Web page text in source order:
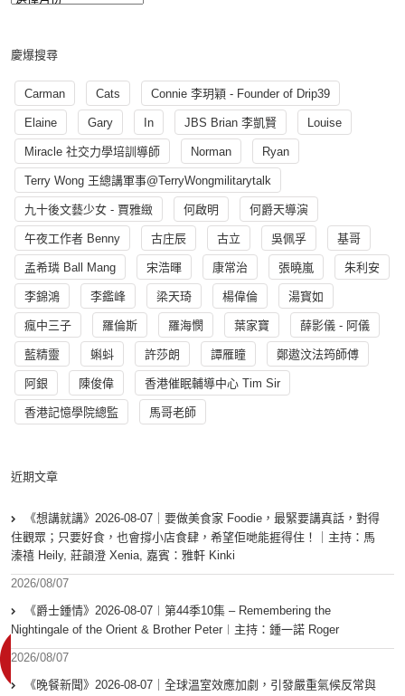
慶爆搜尋
Carman Cats Connie 李玥穎 - Founder of Drip39
Elaine Gary In JBS Brian 李凱賢 Louise
Miracle 社交力學培訓導師 Norman Ryan
Terry Wong 王總講軍事@TerryWongmilitarytalk
九十後文藝少女 - 賈雅緻 何啟明 何爵天導演
午夜工作者 Benny 古庄辰 古立 吳佩孚 基哥
孟希璘 Ball Mang 宋浩暉 康常治 張曉嵐 朱利安
李錦鴻 李鑑峰 梁天琦 楊偉倫 湯寳如
瘋中三子 羅倫斯 羅海憫 葉家寶 薛影儀 - 阿儀
藍精靈 蝌蚪 許莎朗 譚雁瞳 鄭遨汶法筠師傅
阿銀 陳俊偉 香港催眠輔導中心 Tim Sir
香港記憶學院總監 馬哥老師
近期文章
《想講就講》2026-08-07｜要做美食家 Foodie，最緊要講真話，對得
住觀眾；只要好食，也會撐小店食肆，希望佢哋能捱得住！｜主持：馬
溱禧 Heily, 莊韻澄 Xenia, 嘉賓：雅軒 Kinki
2026/08/07
《爵士鍾情》2026-08-07︱第44季10集 – Remembering the
Nightingale of the Orient & Brother Peter︱主持：鍾一諾 Roger
2026/08/07
《晚餐新聞》2026-08-07｜全球溫室效應加劇，引發嚴重氣候反常與